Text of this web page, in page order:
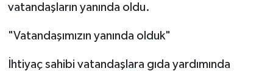
vatandaşların yanında oldu.
"Vatandaşımızın yanında olduk"
İhtiyaç sahibi vatandaşlara gıda yardımında